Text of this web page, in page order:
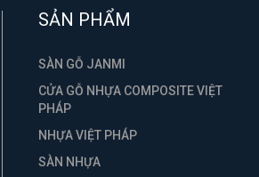
SẢN PHẨM
SÀN GỖ JANMI
CỬA GỖ NHỰA COMPOSITE VIỆT
PHÁP
NHỰA VIỆT PHÁP
SÀN NHỰA